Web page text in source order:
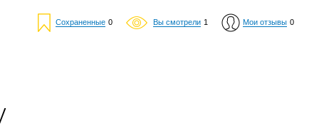
Сохраненные 0 Вы смотрели 1 Мои отзывы 0